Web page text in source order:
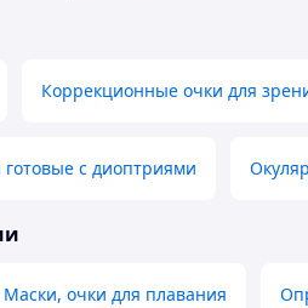
Коррекционные очки для
с диоптриями
Маски, очки для плавания